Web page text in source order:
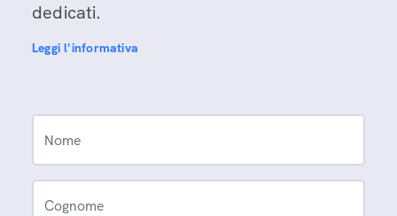
dedicati.
Leggi l'informativa
Nome
Cognome